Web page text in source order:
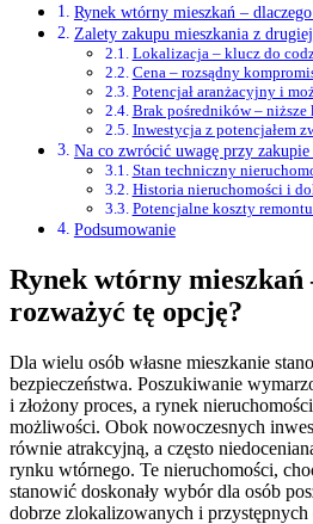
Rynek wtórny mieszkań –
Zalety zakupu mieszkania z
Lokalizacja – klucz do
Cena – rozsądny
Potencjał aranżacyjny i
Brak pośredników – niższe
Inwestycja z potencjałem
Na co zwrócić uwagę przy
Stan techniczny
Historia nieruchomości i
Potencjalne koszty
Podsumowanie
Rynek wtórny mieszkań
rozważyć tę opcję?
Dla wielu osób własne mieszkanie
bezpieczeństwa. Poszukiwanie
i złożony proces, a rynek
możliwości. Obok nowoczesnych
równie atrakcyjną, a często
rynku wtórnego. Te nieruchomości,
stanowić doskonały wybór dla osób
dobrze zlokalizowanych i przystępnych